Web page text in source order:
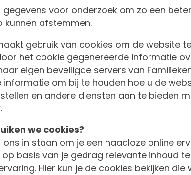
gegevens voor onderzoek om zo een
kunnen afstemmen.
gebruik van cookies om de website
het cookie gegenereerde informatie
eigen beveiligde servers van
informatie om bij te houden hoe u de
en andere diensten aan te bieden
we cookies?
ons in staan om je een naadloze online
basis van je gedrag relevante inhoud
Hier kun je de cookies bekijken die